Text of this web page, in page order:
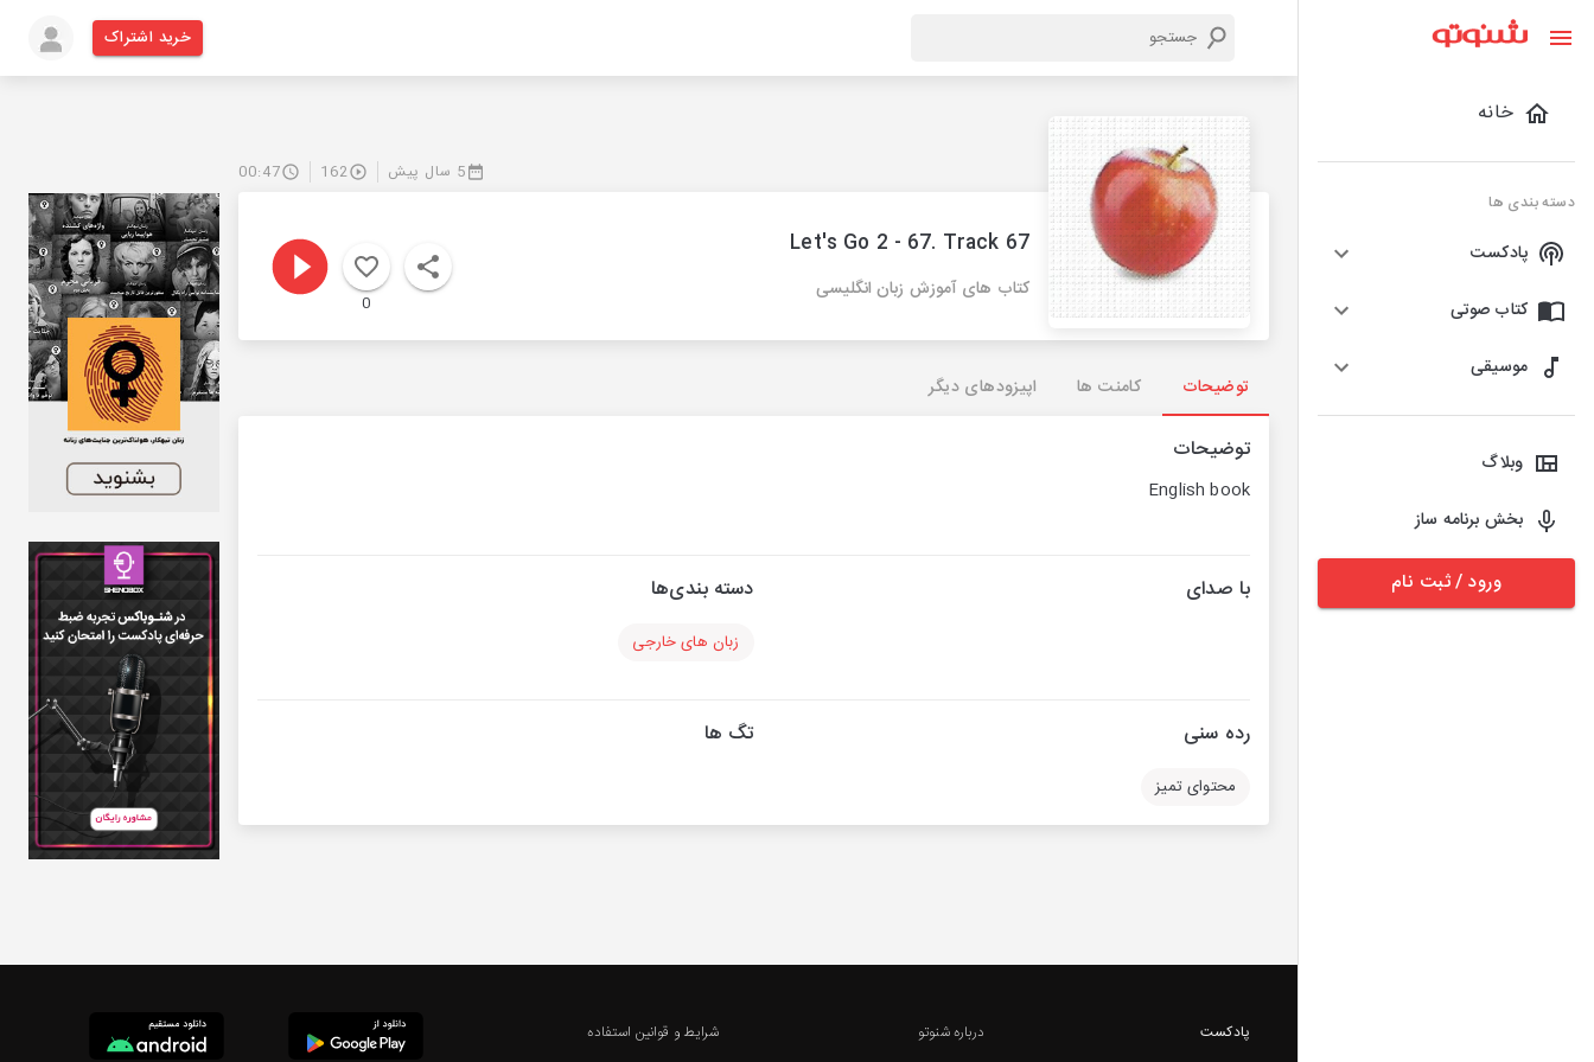
خانه
دسته بندی ها
پادکست
کتاب صوتی
موسیقی
وبلاگ
بخش برنامه ساز
ورود / ثبت نام
خرید اشتراک
5 سال پیش 162
00:47
Let's Go 2 - 67. Track 67
کتاب های آموزش زبان انگلیسی
0
توضیحات کامنت ها اپیزودهای دیگر
توضیحات
English book
با صدای دسته بندی‌ها
زبان های خارجی
رده سنی
محتوای تمیز
تگ ها
پادکست
درباره شنوتو
شرایط و قوانین استفاده